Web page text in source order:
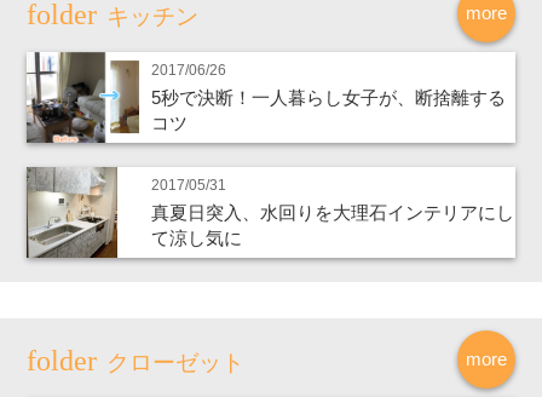
more
キッチン
2017/06/26
5秒で決断！一人暮らし女子が、断捨離する
コツ
2017/05/31
真夏日突入、水回りを大理石インテリアにし
て涼し気に
more
クローゼット